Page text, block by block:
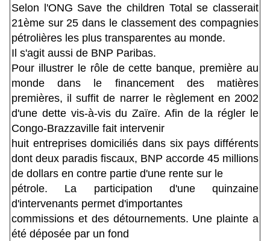
Selon l'ONG Save the children Total se classerait
21ème sur 25 dans le classement des compagnies
pétrolières les plus transparentes au monde.
Il s'agit aussi de BNP Paribas.
Pour illustrer le rôle de cette banque, première au
monde dans le financement des matières
premières, il suffit de narrer le règlement en 2002
d'une dette vis-à-vis du Zaïre. Afin de la régler le
Congo-Brazzaville fait intervenir
huit entreprises domiciliés dans six pays différents
dont deux paradis fiscaux, BNP accorde 45 millions
de dollars en contre partie d'une rente sur le
pétrole. La participation d'une quinzaine
d'intervenants permet d'importantes
commissions et des détournements. Une plainte a
été déposée par un fond